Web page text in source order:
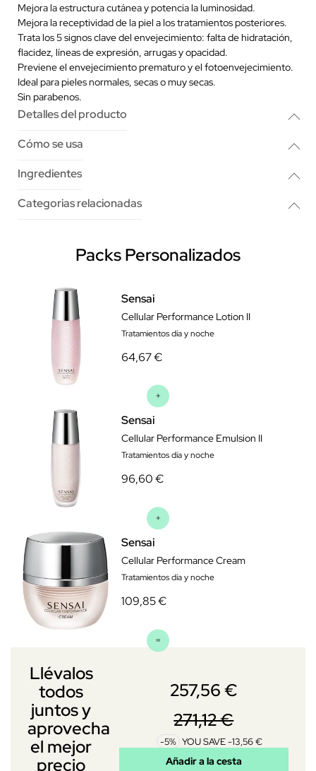
Mejora la estructura cutánea y potencia la luminosidad.
Mejora la receptividad de la piel a los tratamientos posteriores.
Trata los 5 signos clave del envejecimiento: falta de hidratación,
flacidez, líneas de expresión, arrugas y opacidad.
Previene el envejecimiento prematuro y el fotoenvejecimiento.
Ideal para pieles normales, secas o muy secas.
Sin parabenos.
Detalles del producto
Cómo se usa
Ingredientes
Categorias relacionadas
Packs Personalizados
Sensai
Cellular Performance Lotion II
Tratamientos día y noche
64,67 €
Sensai
Cellular Performance Emulsion II
Tratamientos día y noche
96,60 €
Sensai
Cellular Performance Cream
Tratamientos día y noche
109,85 €
Llévalos
todos
juntos y
aprovecha
el mejor
precio
257,56 €
271,12 €
-5% YOU SAVE -13,56 €
Añadir a la cesta